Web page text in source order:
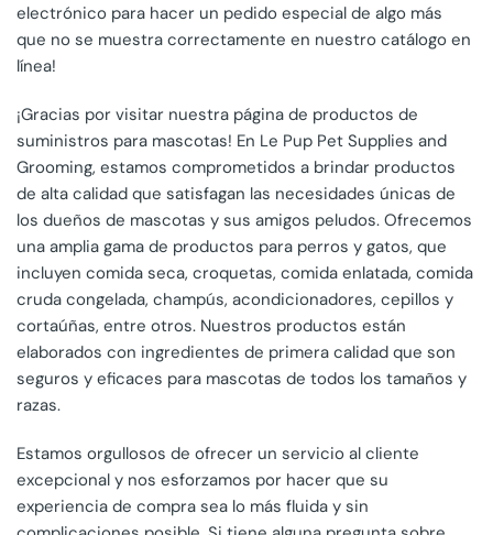
electrónico para hacer un pedido especial de algo más
que no se muestra correctamente en nuestro catálogo en
línea!
¡Gracias por visitar nuestra página de productos de
suministros para mascotas! En Le Pup Pet Supplies and
Grooming, estamos comprometidos a brindar productos
de alta calidad que satisfagan las necesidades únicas de
los dueños de mascotas y sus amigos peludos. Ofrecemos
una amplia gama de productos para perros y gatos, que
incluyen comida seca, croquetas, comida enlatada, comida
cruda congelada, champús, acondicionadores, cepillos y
cortaúñas, entre otros. Nuestros productos están
elaborados con ingredientes de primera calidad que son
seguros y eficaces para mascotas de todos los tamaños y
razas.
Estamos orgullosos de ofrecer un servicio al cliente
excepcional y nos esforzamos por hacer que su
experiencia de compra sea lo más fluida y sin